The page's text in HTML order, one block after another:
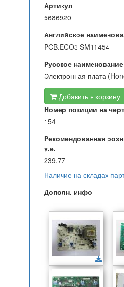
Артикул
5686920
Английское
PCB.ECO3 SM11454
Русское наименование
Электронная плата
Добавить в корзину
Номер позиции на
154
Рекомендованная
у.е.
239.77
Наличие на складах
Дополн. инфо